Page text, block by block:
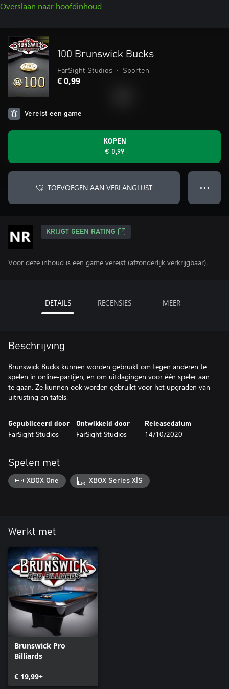
Overslaan naar hoofdinhoud
100 Brunswick Bucks
FarSight Studios • Sporten
€ 0,99
Vereist een game
KOPEN
€ 0,99
TOEVOEGEN AAN VERLANGLIJST ● ● ●
KRIJGT GEEN RATING
Voor deze inhoud is een game vereist (afzonderlijk verkrijgbaar).
DETAILS RECENSIES MEER
Beschrijving
Brunswick Bucks kunnen worden gebruikt om tegen anderen te
spelen in online-partijen, en om uitdagingen voor één speler aan
te gaan. Ze kunnen ook worden gebruikt voor het upgraden van
uitrusting en tafels.
Gepubliceerd door
FarSight Studios
Ontwikkeld door
FarSight Studios
Releasedatum
14/10/2020
Spelen met
XBOX One XBOX Series X|S
Werkt met
Brunswick Pro
Billiards
€ 19,99+